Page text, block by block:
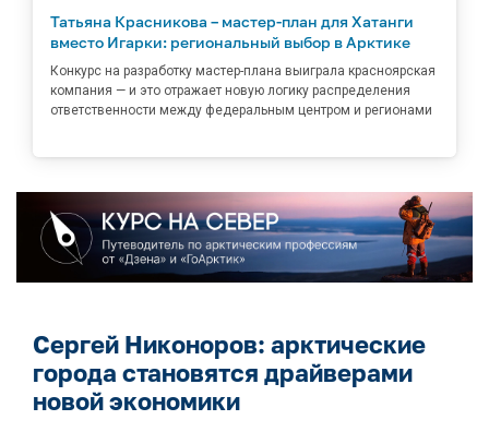
Татьяна Красникова – мастер-план для Хатанги
вместо Игарки: региональный выбор в Арктике
Конкурс на разработку мастер-плана выиграла красноярская
компания — и это отражает новую логику распределения
ответственности между федеральным центром и регионами
Сергей Никоноров: арктические
города становятся драйверами
новой экономики